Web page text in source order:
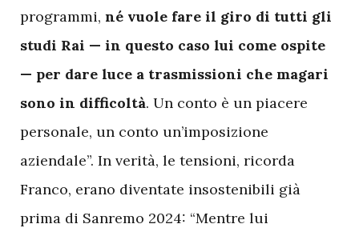
programmi, né vuole fare il giro di tutti gli
studi Rai — in questo caso lui come ospite
— per dare luce a trasmissioni che magari
sono in difficoltà. Un conto è un piacere
personale, un conto un’imposizione
aziendale”. In verità, le tensioni, ricorda
Franco, erano diventate insostenibili già
prima di Sanremo 2024: “Mentre lui